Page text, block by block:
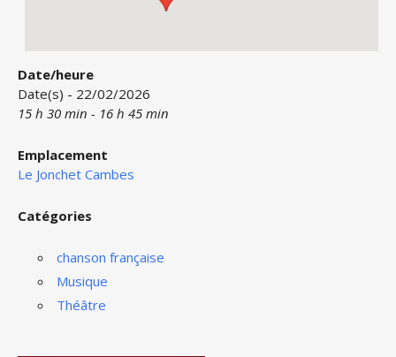
Date/heure
Date(s) - 22/02/2026
15 h 30 min - 16 h 45 min
Emplacement
Le Jonchet Cambes
Catégories
chanson française
Musique
Théâtre